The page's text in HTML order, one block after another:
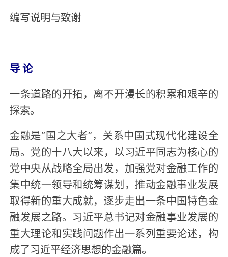
编写说明与致谢
导 论
一条道路的开拓，离不开漫长的积累和艰辛的
探索。
金融是“国之大者”，关系中国式现代化建设全
局。党的十八大以来，以习近平同志为核心的
党中央从战略全局出发，加强党对金融工作的
集中统一领导和统筹谋划，推动金融事业发展
取得新的重大成就，逐步走出一条中国特色金
融发展之路。习近平总书记对金融事业发展的
重大理论和实践问题作出一系列重要论述，构
成了习近平经济思想的金融篇。